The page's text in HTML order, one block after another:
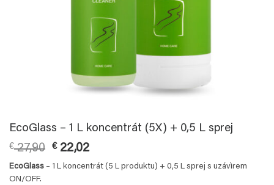
EcoGlass – 1 L koncentrát (5X) + 0,5 L sprej
€27,90 Původní
cena
byla:
€22,02Aktuální
cena
je:
EcoGlass – 1 L koncentrát (5 L produktu) + 0,5 L sprej s uzávìrem
ON/OFF.